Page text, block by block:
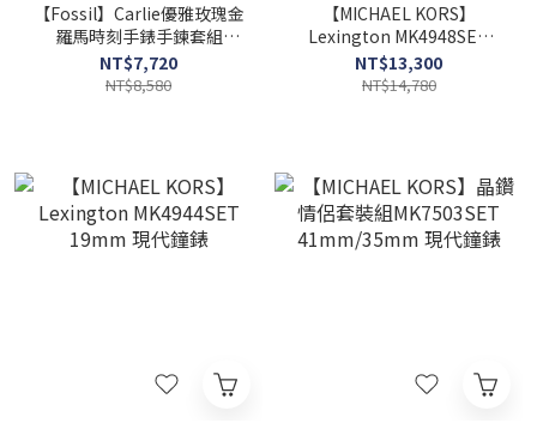
【Fossil】Carlie優雅玫瑰金
羅馬時刻手錶手鍊套組
ES5378SET 28mm 現代鐘
錶
NT$7,720
NT$8,580
【MICHAEL KORS】
Lexington MK4948SET
19mm 現代鐘錶
NT$13,300
NT$14,780